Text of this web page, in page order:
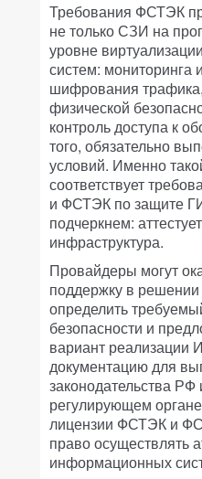
Требования ФСТЭК
не только СЗИ на
уровне
систем: мониторинга
шифрования
физической
контроль доступа к
того, обязательно
условий. Именно
соответствует
и ФСТЭК по защите
подчеркнем:
инфраструктура.
Провайдеры могут
поддержку в
определить
безопасности и
вариант реализации
документацию для
законодательства
регулирующем
лицензии ФСТЭК и
право осуществлять
информационных